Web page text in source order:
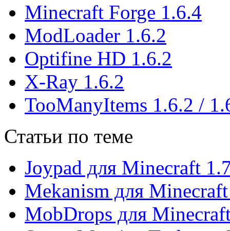
Minecraft Forge 1.6.4
ModLoader 1.6.2
Optifine HD 1.6.2
X-Ray 1.6.2
TooManyItems 1.6.2 /
Статьи по теме
Joypad для Minecraft
Mekanism для
MobDrops для